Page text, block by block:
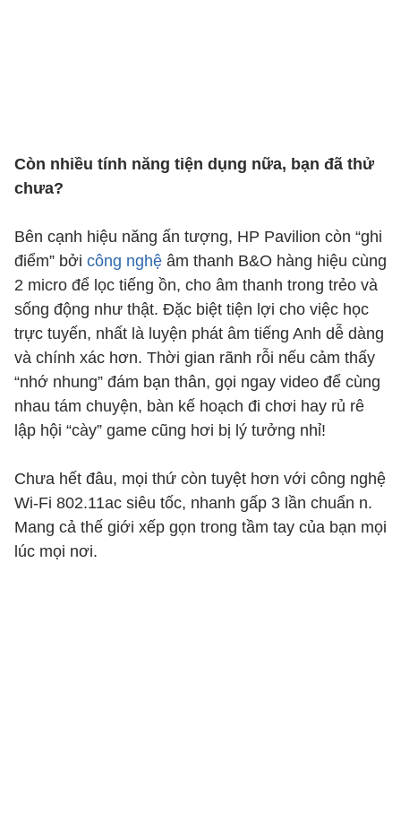
Còn nhiều tính năng tiện dụng nữa, bạn đã thử
chưa?
Bên cạnh hiệu năng ấn tượng, HP Pavilion còn “ghi
điểm” bởi công nghệ âm thanh B&O hàng hiệu cùng
2 micro để lọc tiếng ồn, cho âm thanh trong trẻo và
sống động như thật. Đặc biệt tiện lợi cho việc học
trực tuyến, nhất là luyện phát âm tiếng Anh dễ dàng
và chính xác hơn. Thời gian rãnh rỗi nếu cảm thấy
“nhớ nhung” đám bạn thân, gọi ngay video để cùng
nhau tám chuyện, bàn kế hoạch đi chơi hay rủ rê
lập hội “cày” game cũng hơi bị lý tưởng nhỉ!
Chưa hết đâu, mọi thứ còn tuyệt hơn với công nghệ
Wi-Fi 802.11ac siêu tốc, nhanh gấp 3 lần chuẩn n.
Mang cả thế giới xếp gọn trong tầm tay của bạn mọi
lúc mọi nơi.